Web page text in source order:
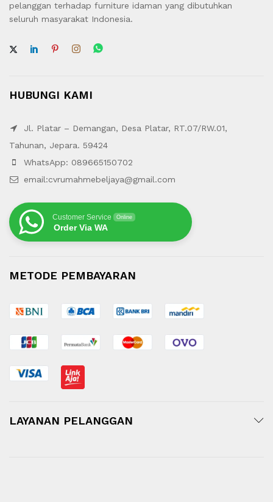
pelanggan terhadap furniture idaman yang dibutuhkan
seluruh masyarakat Indonesia.
HUBUNGI KAMI
Jl. Platar – Demangan, Desa Platar, RT.07/RW.01,
Tahunan, Jepara. 59424
WhatsApp: 089665150702
email:cvrumahmebeljaya@gmail.com
Customer Service Online
Order Via WA
METODE PEMBAYARAN
LAYANAN PELANGGAN